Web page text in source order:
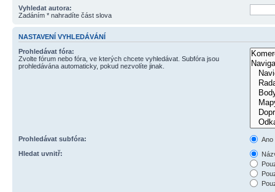
Vyhledat autora:
Zadáním * nahradíte část slova
NASTAVENÍ VYHLEDÁVÁNÍ
Prohledávat fóra:
Zvolte fórum nebo fóra, ve kterých chcete vyhledávat. Subfóra jsou
prohledávána automaticky, pokud nezvolíte jinak.
Prohledávat subfóra:
Ano
Hledat uvnitř: